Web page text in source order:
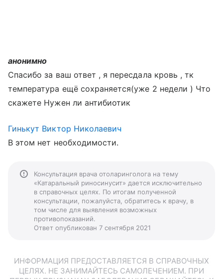
анонимно
Спасибо за ваш ответ , я пересдала кровь , тк
температура ещё сохраняется(уже 2 недели ) Что
скажете Нужен ли антибиотик
Гинькут Виктор Николаевич
В этом нет необходимости.
Консультация врача отоларинголога на тему
«Катаральный риносинусит» дается исключительно
в справочных целях. По итогам полученной
консультации, пожалуйста, обратитесь к врачу, в
том числе для выявления возможных
противопоказаний.
Ответ опубликован 7 сентября 2021
ИНФОРМАЦИЯ ПРЕДОСТАВЛЯЕТСЯ В СПРАВОЧНЫХ
ЦЕЛЯХ. НЕ ЗАНИМАЙТЕСЬ САМОЛЕЧЕНИЕМ. ПРИ